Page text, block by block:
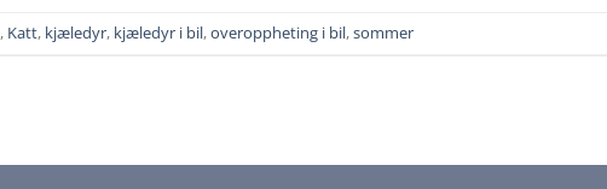
, Katt, kjæledyr, kjæledyr i bil,overoppheting i bil,sommer